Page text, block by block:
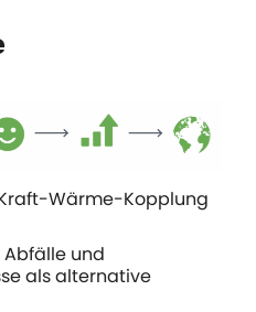
Wärme-Kopplung
und
als alternative